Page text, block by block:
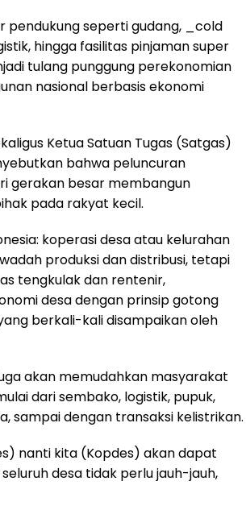
pendukung seperti gudang, _cold
hingga fasilitas pinjaman super
tulang punggung perekonomian
nasional berbasis ekonomi
Ketua Satuan Tugas (Satgas)
bahwa peluncuran
gerakan besar membangun
pada rakyat kecil.
koperasi desa atau kelurahan
produksi dan distribusi, tetapi
tengkulak dan rentenir,
desa dengan prinsip gotong
berkali-kali disampaikan oleh
akan memudahkan masyarakat
dari sembako, logistik, pupuk,
sampai dengan transaksi kelistrikan.
nanti kita (Kopdes) akan dapat
desa tidak perlu jauh-jauh,